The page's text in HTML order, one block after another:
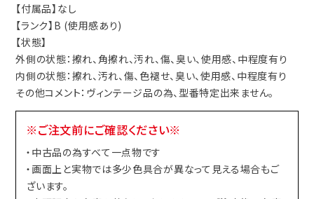
【付属品】なし
【ランク】B (使用感あり)
【状態】
外側の状態：擦れ、角擦れ、汚れ、傷、臭い、使用感、中程度有り
内側の状態：擦れ、汚れ、傷、色褪せ、臭い、使用感、中程度有り
その他コメント：ヴィンテージ品の為、型番特定出来ません。
※ご注文前にご確認ください※
・中古品の為すべて一点物です
・画面上と実物では多少色具合が異なって見える場合もご
ざいます。